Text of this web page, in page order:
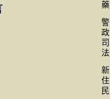
藥
警
政
司
法
新
住
民